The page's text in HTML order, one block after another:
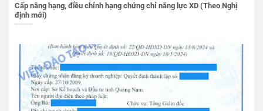
Cấp nâng hạng, điều chỉnh hạng chứng chỉ năng lực XD (Theo Nghị
định mới)